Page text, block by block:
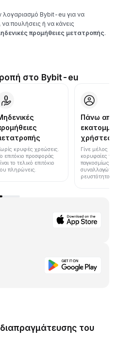
Bybit-eu για να
πουλήσεις ή να κάνεις
προμήθειες μετατροπής.
στο Bybit-eu
κρυφές χρεώσεις.
επιτόκιο προσφοράς
το τελικό επιτόκιο
πληρώνεις.
Πάνω από
χρήστες
Γίνε μέλος
κορυφαίες
παγκοσμίως
συναλλαγών
ρευστότητα.
του